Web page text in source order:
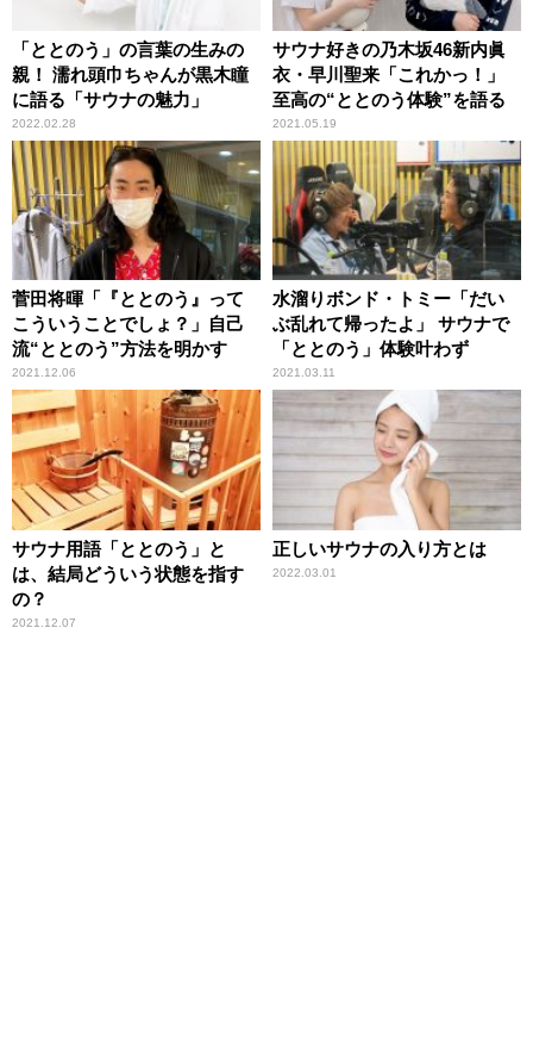
「ととのう」の言葉の生みの
親！ 濡れ頭巾ちゃんが黒木瞳
に語る「サウナの魅力」
2022.02.28
サウナ好きの乃木坂46新内眞
衣・早川聖来「これかっ！」
至高の“ととのう体験”を語る
2021.05.19
菅田将暉「『ととのう』って
こういうことでしょ？」自己
流“ととのう”方法を明かす
2021.12.06
水溜りボンド・トミー「だい
ぶ乱れて帰ったよ」 サウナで
「ととのう」体験叶わず
2021.03.11
サウナ用語「ととのう」と
は、結局どういう状態を指す
の？
2021.12.07
正しいサウナの入り方とは
2022.03.01